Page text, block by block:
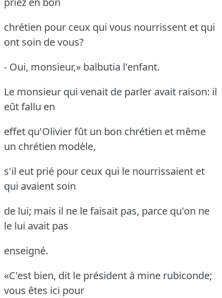
chrétien pour ceux qui vous nourrissent et qui
ont soin de vous?
- Oui, monsieur,» balbutia l'enfant.
Le monsieur qui venait de parler avait raison: il
eût fallu en
effet qu'Olivier fût un bon chrétien et même
un chrétien modèle,
s'il eut prié pour ceux qui le nourrissaient et
qui avaient soin
de lui; mais il ne le faisait pas, parce qu'on ne
le lui avait pas
enseigné.
«C'est bien, dit le président à mine rubiconde;
vous êtes ici pour